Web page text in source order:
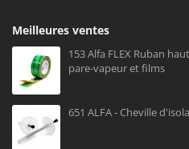
Meilleures ventes
153 Alfa FLEX Ruban
pare-vapeur et films
651 ALFA - Cheville